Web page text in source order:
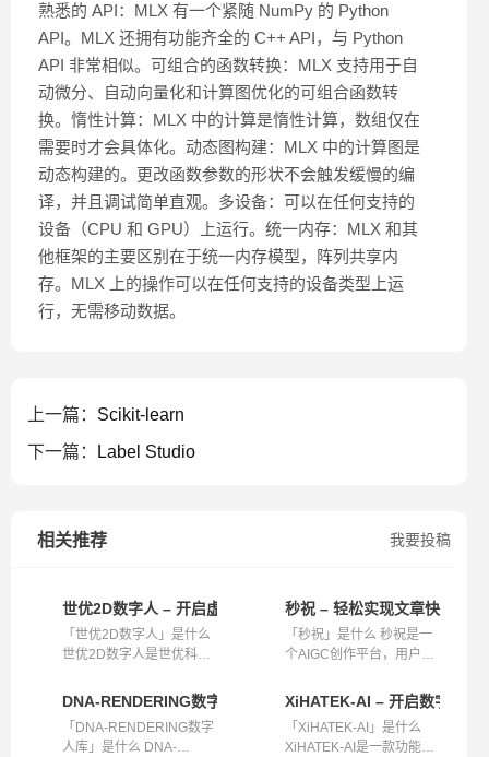
熟悉的 API：MLX 有一个紧随 NumPy 的 Python
API。MLX 还拥有功能齐全的 C++ API，与 Python
API 非常相似。可组合的函数转换：MLX 支持用于自
动微分、自动向量化和计算图优化的可组合函数转
换。惰性计算：MLX 中的计算是惰性计算，数组仅在
需要时才会具体化。动态图构建：MLX 中的计算图是
动态构建的。更改函数参数的形状不会触发缓慢的编
译，并且调试简单直观。多设备：可以在任何支持的
设备（CPU 和 GPU）上运行。统一内存：MLX 和其
他框架的主要区别在于统一内存模型，阵列共享内
存。MLX 上的操作可以在任何支持的设备类型上运
行，无需移动数据。
上一篇： Scikit-learn
下一篇：
Label Studio
我要投稿
相关推荐
世优2D数字人 – 开启虚拟新体验
「世优2D数字人」是什么
世优2D数字人是世优科技
秒祝 – 轻松实现文章快速转视
「秒祝」是什么 秒祝是一
个AIGC创作平台，用户在
DNA-RENDERING数字人库 – 高保真大规模数字人资源
「DNA-RENDERING数字
人库」是什么 DNA-
XiHATEK-AI – 开启数字人多
「XiHATEK-AI」是什么
XiHATEK-AI是一款功能强